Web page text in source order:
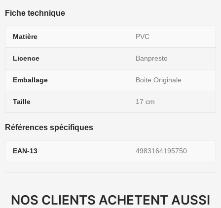
Fiche technique
Matière PVC
Licence Banpresto
Emballage Boite Originale
Taille 17 cm
Références spécifiques
EAN-13 4983164195750
NOS CLIENTS ACHETENT AUSSI